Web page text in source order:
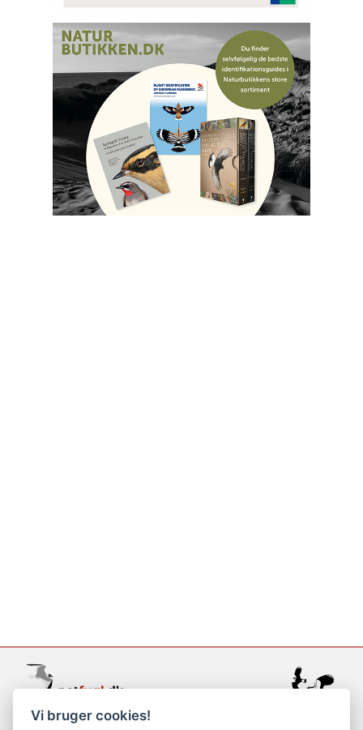
support@netfugl.dk
Vi bruger cookies!